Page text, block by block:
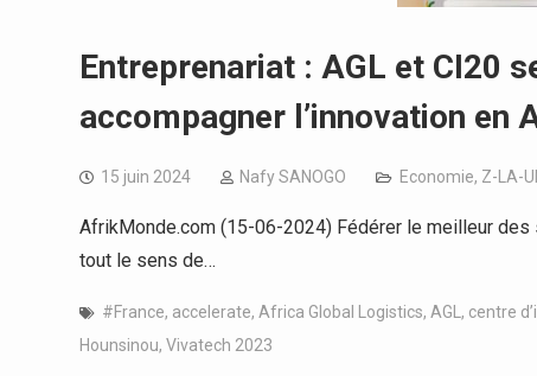
Entreprenariat : AGL et CI20
accompagner l’innovation en
15 juin 2024 Nafy SANOGO Economie, Z-LA-
AfrikMonde.com (15-06-2024) Fédérer le meilleur des
tout le sens de…
#France, accelerate, Africa Global Logistics, AGL , centre
Hounsinou, Vivatech 2023